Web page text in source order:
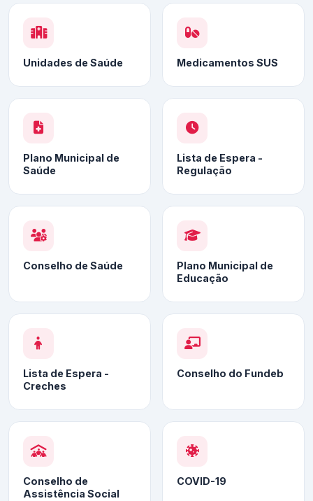
Unidades de Saúde Medicamentos SUS
Plano Municipal de
Saúde
Lista de Espera -
Regulação
Conselho de Saúde
Plano Municipal de
Educação
Lista de Espera -
Creches
Conselho do Fundeb
Conselho de
Assistência Social
COVID-19